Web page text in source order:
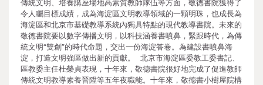
傳統文明、培養講座場地高素質教師隊伍等方面，敬德書院獲得了
令人矚目標成績，成為海淀區文明教導領域的一顆明珠，也成長為
海淀區和北京市基礎教導系統內獨具特點的現代教導書院。未來的
敬德書院要以數字傳播文明，以科技涵養書噴鼻，緊跟時代，為傳
統文明“雙創”的時代命題，交出一份海淀答卷。為建設書噴鼻海
淀，打造文明強區做出新的貢獻。 北京市海淀區委教工委書記、
區教委主任杜榮貞表現，十年來，敬德書院很好地完成了促進教師
傳統文明教導素養晉陞等五年夜職能。十年來，敬德書小樹屋院構